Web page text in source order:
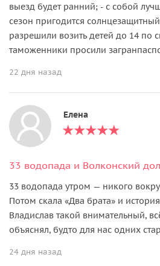
выезд будет ранний; - с собой
сезон пригодится
разрешили возить детей до 14 по
таможенники просили
22 дня назад
Елена
33 водопада и Волконский
33 водопада утром — никого
Потом скала «Два брата» и
Владислав такой внимательный,
объяснял, будто для нас одних
24 дня назад